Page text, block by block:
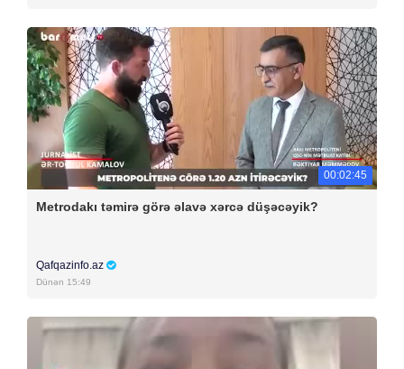
00:02:45
Metrodakı təmirə görə əlavə xərcə düşəcəyik?
Qafqazinfo.az
Dünən 15:49